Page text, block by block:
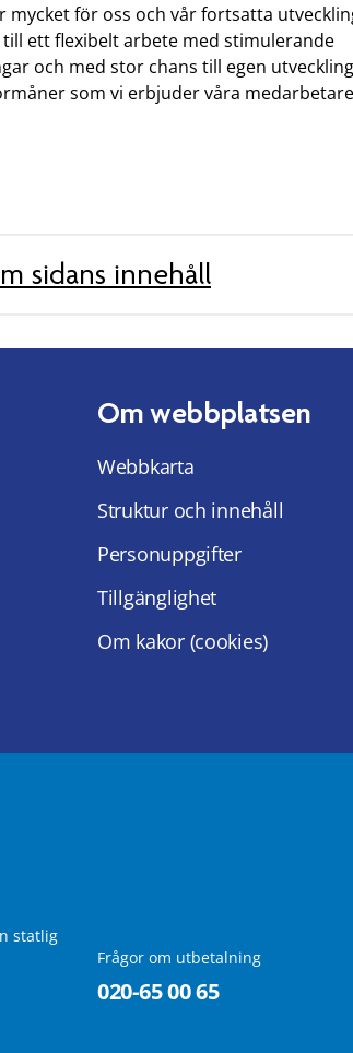
mycket för oss och vår fortsatta
ett flexibelt arbete med stimulerande
och med stor chans till egen
som vi erbjuder våra
sidans innehåll
Om webbplatsen
Webbkarta
Struktur och innehåll
Personuppgifter
Tillgänglighet
Om kakor (cookies)
statlig
Frågor om utbetalning
020-65 00 65